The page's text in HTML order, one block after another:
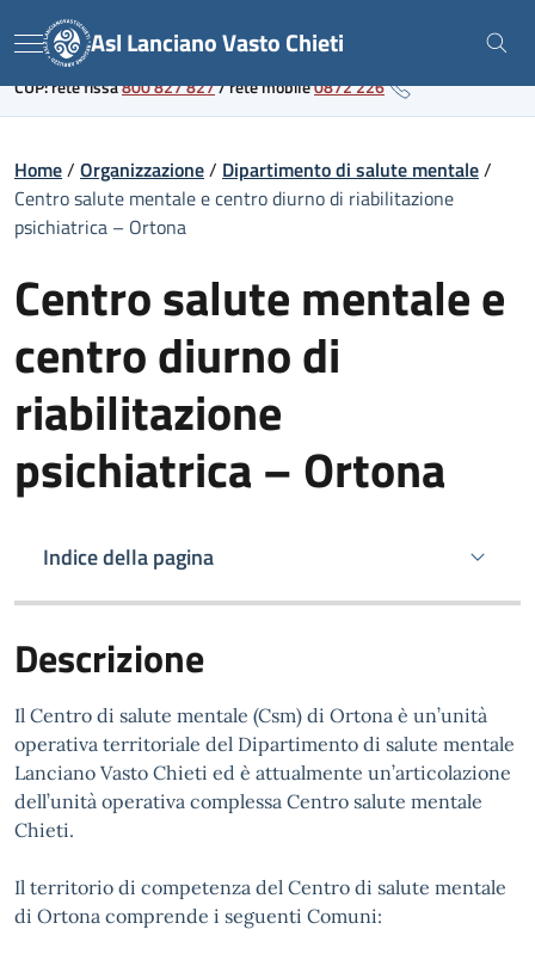
to
content
Link al portale sanitario regionale
Menu Asl Lanciano Vasto Chieti
CUP: rete fissa800 827 827/rete mobile0872 226
Home/ Organizzazione/ Dipartimento di salute mentale/
Centro salute mentale e centro diurno di riabilitazione
psichiatrica – Ortona
Centro salute mentale e
centro diurno di
riabilitazione
psichiatrica – Ortona
Indice della pagina
Descrizione
Il Centro di salute mentale (Csm) di Ortona è un’unità
operativa territoriale del Dipartimento di salute mentale
Lanciano Vasto Chieti ed è attualmente un’articolazione
dell’unità operativa complessa Centro salute mentale
Chieti.
Il territorio di competenza del Centro di salute mentale
di Ortona comprende i seguenti Comuni: